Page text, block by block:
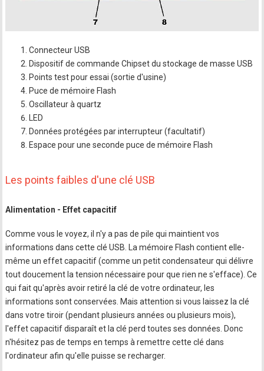
Connecteur USB
Dispositif de commande Chipset du stockage de masse USB
Points test pour essai (sortie d'usine)
Puce de mémoire Flash
Oscillateur à quartz
LED
Données protégées par interrupteur (facultatif)
Espace pour une seconde puce de mémoire Flash
Les points faibles d'une clé USB
Alimentation - Effet capacitif
Comme vous le voyez, il n'y a pas de pile qui maintient vos
informations dans cette clé USB. La mémoire Flash contient elle-
même un effet capacitif (comme un petit condensateur qui délivre
tout doucement la tension nécessaire pour que rien ne s'efface). Ce
qui fait qu'après avoir retiré la clé de votre ordinateur, les
informations sont conservées. Mais attention si vous laissez la clé
dans votre tiroir (pendant plusieurs années ou plusieurs mois),
l'effet capacitif disparaît et la clé perd toutes ses données. Donc
n'hésitez pas de temps en temps à remettre cette clé dans
l'ordinateur afin qu'elle puisse se recharger.